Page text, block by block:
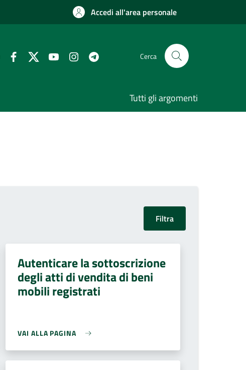
Accedi all'area personale
Cerca
Tutti gli argomenti
Autenticare la sottoscrizione
degli atti di vendita di beni
mobili registrati
VAI ALLA PAGINA